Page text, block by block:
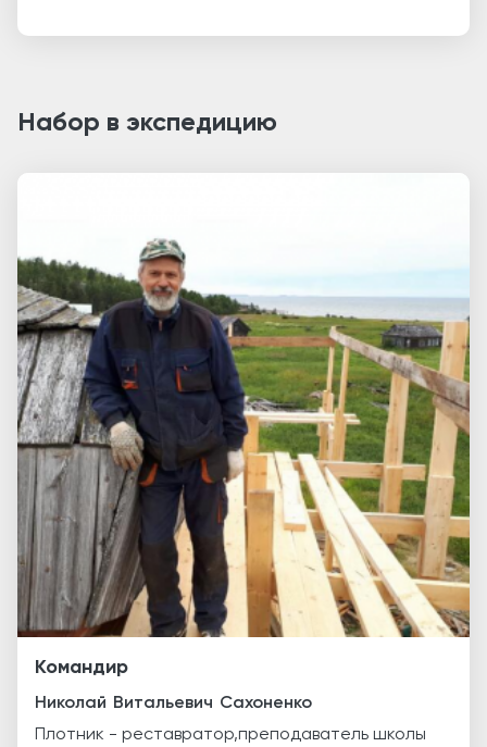
Набор в экспедицию
Командир
Николай Витальевич Сахоненко
Плотник - реставратор,преподаватель школы